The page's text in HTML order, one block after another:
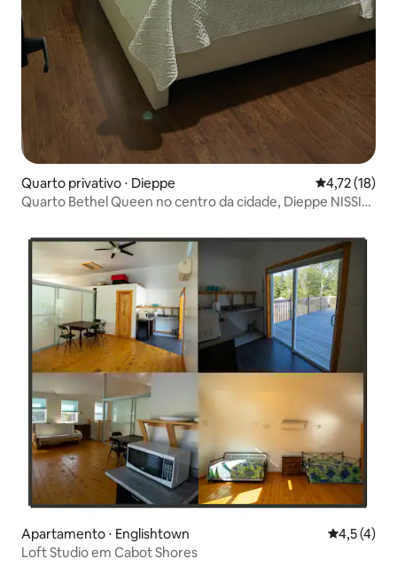
Quarto privativo ⋅ Dieppe 4,72 de uma
4,72 (18)
Quarto Bethel Queen no centro da cidade, Dieppe NISSI
Apartamento ⋅ Englishtown 4,5 de
4,5 (4)
Loft Studio em Cabot Shores